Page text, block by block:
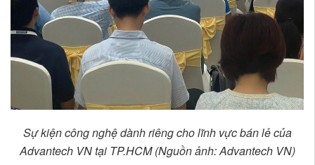
Sự kiện công nghệ dành riêng cho lĩnh vực bán lẻ của
Advantech VN tại TP.HCM (Nguồn ảnh: Advantech VN)